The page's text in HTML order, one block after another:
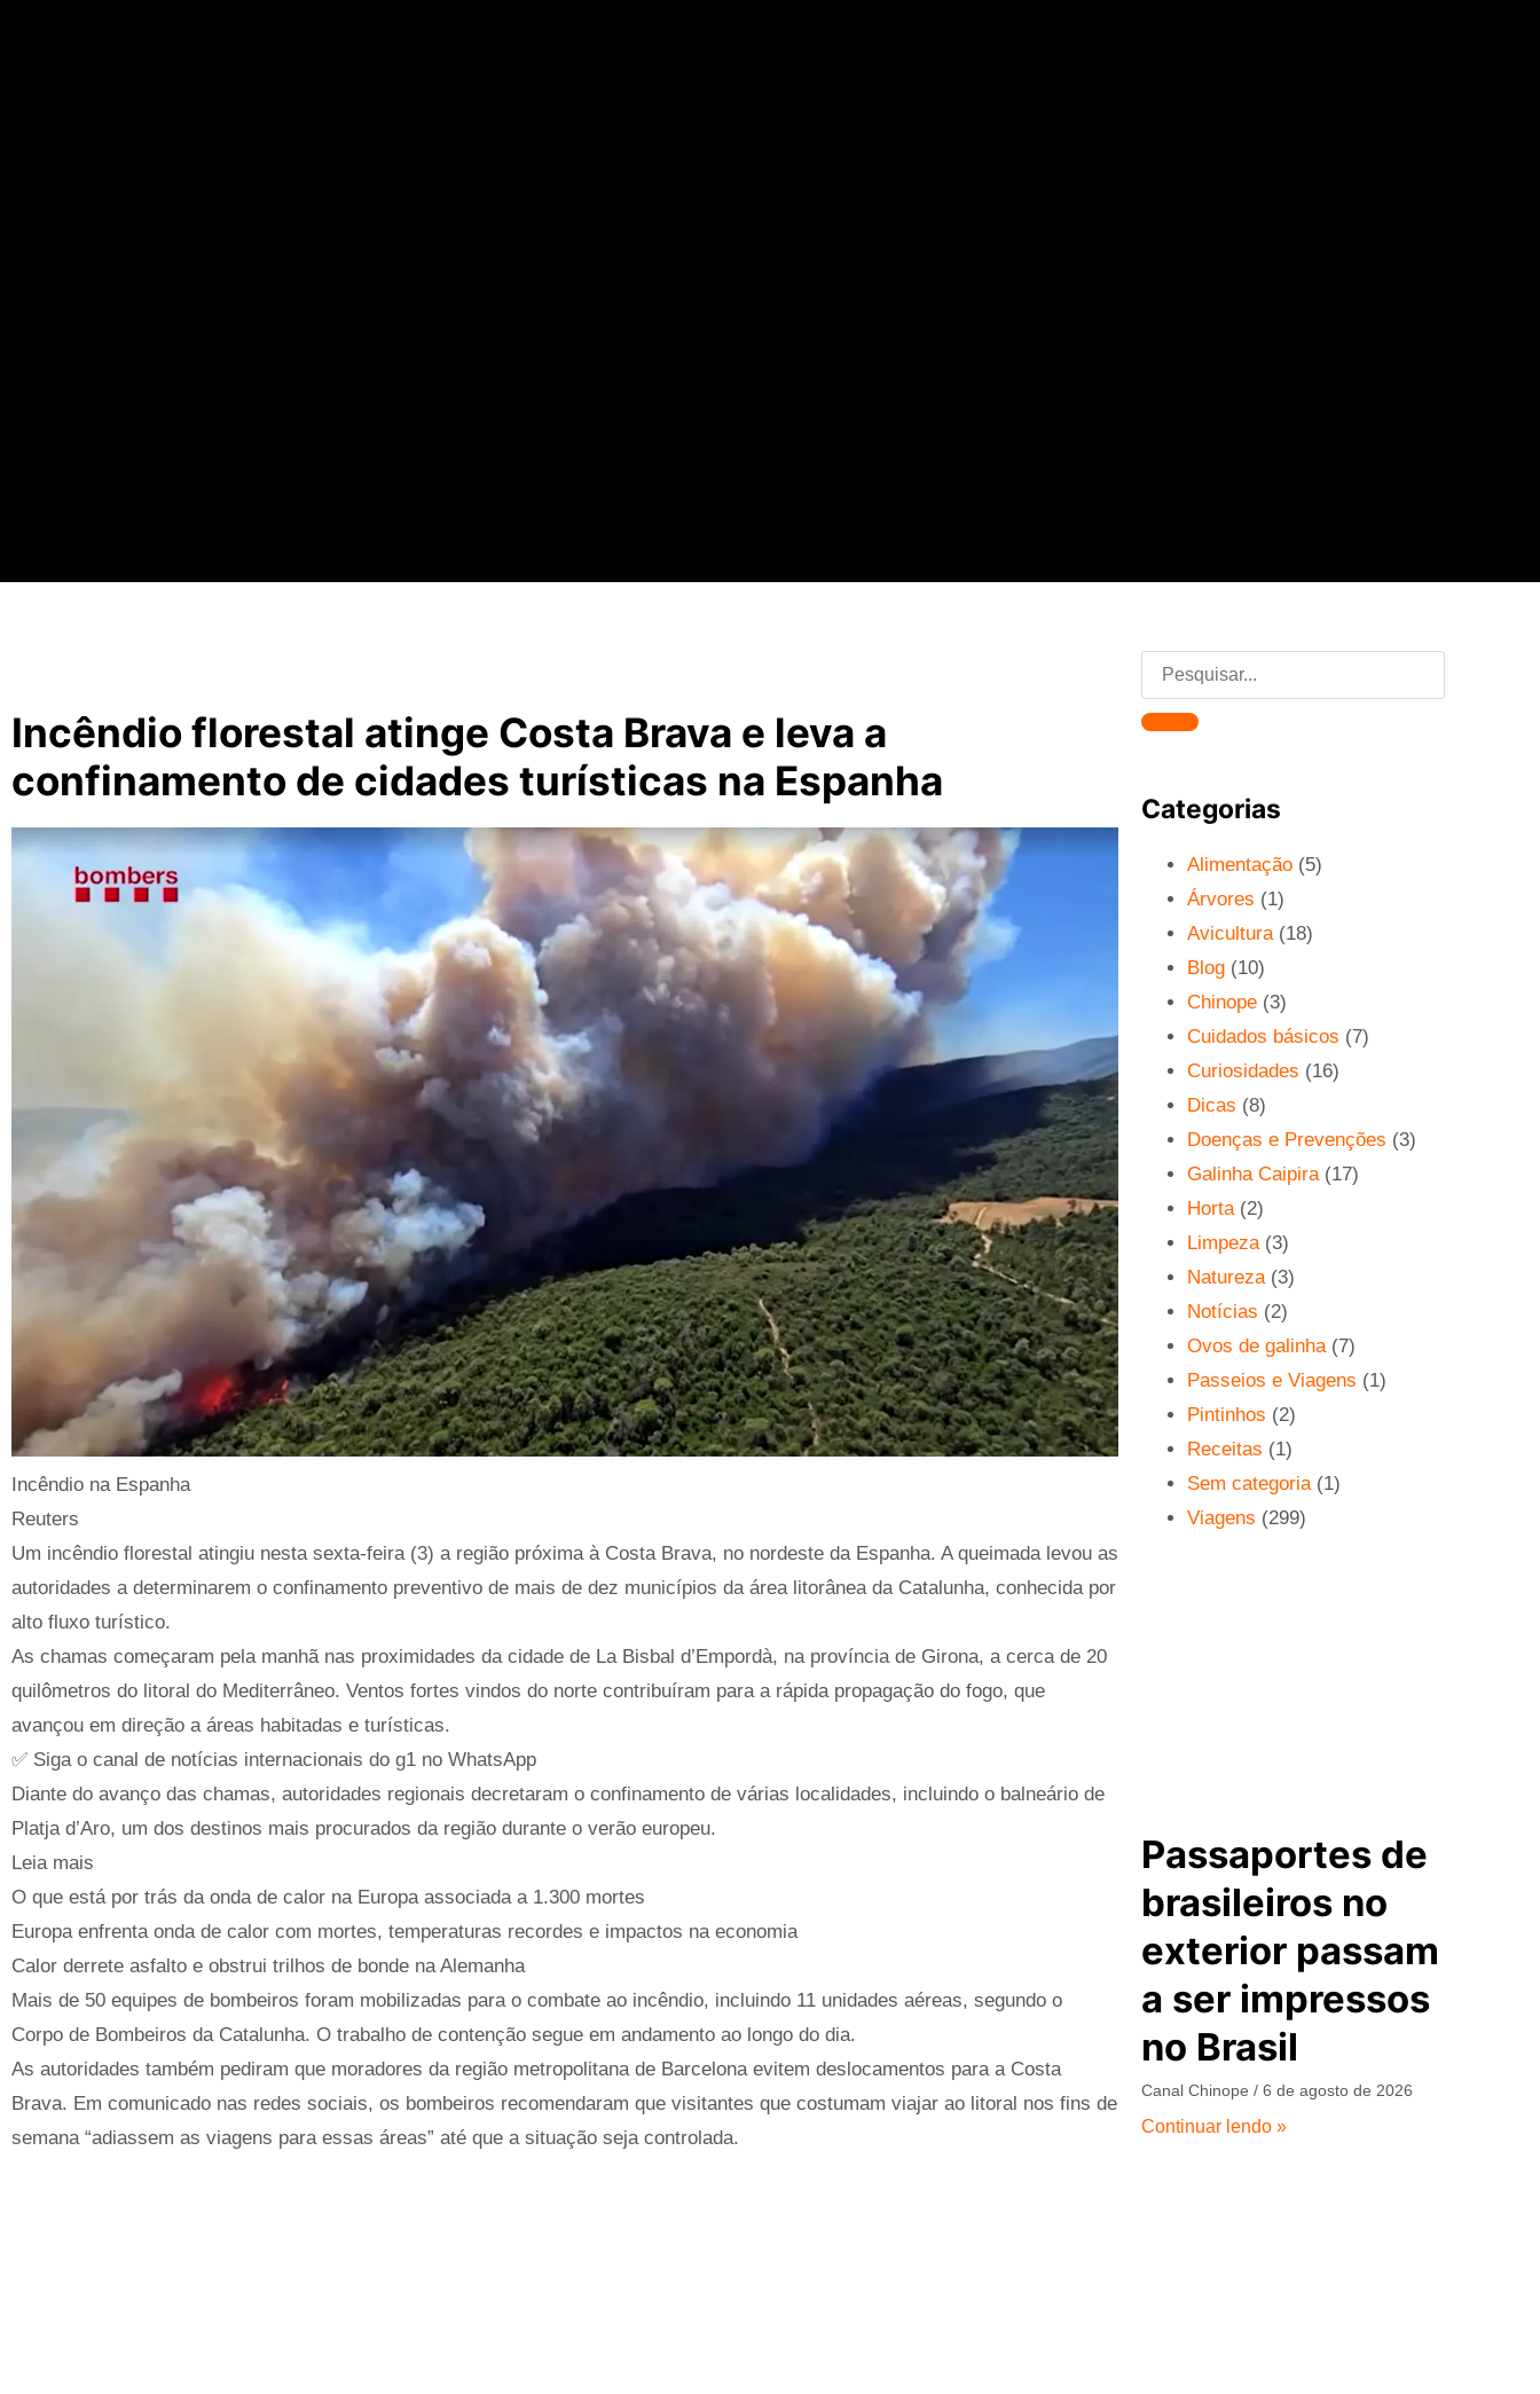
Incêndio florestal atinge Costa Brava e leva a
confinamento de cidades turísticas na Espanha
Incêndio na Espanha
Reuters
Um incêndio florestal atingiu nesta sexta-feira (3) a região próxima à Costa Brava, no nordeste da Espanha. A queimada levou as
autoridades a determinarem o confinamento preventivo de mais de dez municípios da área litorânea da Catalunha, conhecida por
alto fluxo turístico.
As chamas começaram pela manhã nas proximidades da cidade de La Bisbal d’Empordà, na província de Girona, a cerca de 20
quilômetros do litoral do Mediterrâneo. Ventos fortes vindos do norte contribuíram para a rápida propagação do fogo, que
avançou em direção a áreas habitadas e turísticas.
✅ Siga o canal de notícias internacionais do g1 no WhatsApp
Diante do avanço das chamas, autoridades regionais decretaram o confinamento de várias localidades, incluindo o balneário de
Platja d’Aro, um dos destinos mais procurados da região durante o verão europeu.
Leia mais
O que está por trás da onda de calor na Europa associada a 1.300 mortes
Europa enfrenta onda de calor com mortes, temperaturas recordes e impactos na economia
Calor derrete asfalto e obstrui trilhos de bonde na Alemanha
Mais de 50 equipes de bombeiros foram mobilizadas para o combate ao incêndio, incluindo 11 unidades aéreas, segundo o
Corpo de Bombeiros da Catalunha. O trabalho de contenção segue em andamento ao longo do dia.
As autoridades também pediram que moradores da região metropolitana de Barcelona evitem deslocamentos para a Costa
Brava. Em comunicado nas redes sociais, os bombeiros recomendaram que visitantes que costumam viajar ao litoral nos fins de
semana “adiassem as viagens para essas áreas” até que a situação seja controlada.
Categorias
Alimentação (5)
Árvores (1)
Avicultura(18)
Blog (10)
Chinope (3)
Cuidados básicos (7)
Curiosidades (16)
Dicas (8)
Doenças e Prevenções (3)
Galinha Caipira(17)
Horta(2)
Limpeza(3)
Natureza(3)
Notícias (2)
Ovos de galinha(7)
Passeios e Viagens (1)
Pintinhos (2)
Receitas (1)
Sem categoria(1)
Viagens (299)
Passaportes de
brasileiros no
exterior passam
a ser impressos
no Brasil
Canal Chinope 6 de agosto de 2026
Continuar lendo »